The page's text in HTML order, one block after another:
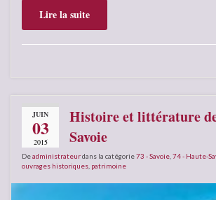
Lire la suite
JUIN
03
2015
Histoire et littérature
Savoie
Deadministrateurdans la catégorie73 - Savoie 74 - Haute-
ouvrages historiques patrimoine